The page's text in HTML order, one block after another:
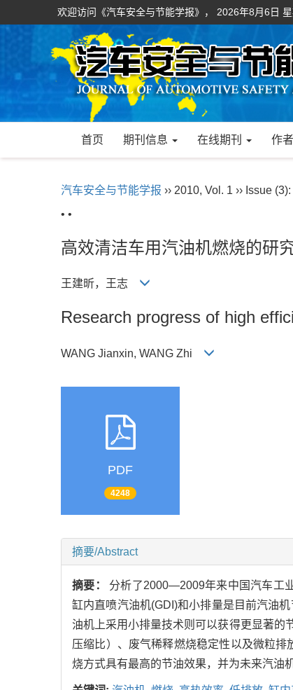
欢迎访问《汽车安全与节能学报》， 2026年8月6日
首页 期刊信息 在线期刊 作
汽车安全与节能学报 ›› 2010, Vol. 1 ›› Issue
• •
高效清洁车用汽油机燃烧的研
王建昕，王志
Research progress of high
WANG Jianxin, WANG Zhi
PDF
4248
摘要/Abstract
摘要： 分析了2000—2009年来中国汽车工
缸内直喷汽油机(GDI)和小排量是目前汽油
油机上采用小排量技术则可以获得更显著的
压缩比）、废气稀释燃烧稳定性以及微粒
烧方式具有最高的节油效果，并为未来汽油